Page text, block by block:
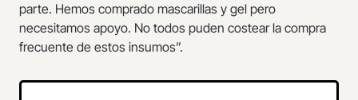
parte. Hemos comprado mascarillas y gel pero
necesitamos apoyo. No todos puden costear la compra
frecuente de estos insumos”.